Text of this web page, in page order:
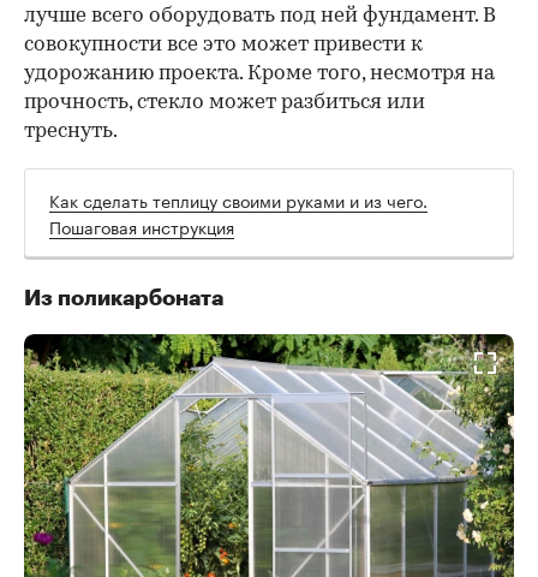
лучше всего оборудовать под ней фундамент. В
совокупности все это может привести к
удорожанию проекта. Кроме того, несмотря на
прочность, стекло может разбиться или
треснуть.
Как сделать теплицу своими руками и из чего.
Пошаговая инструкция
Из поликарбоната